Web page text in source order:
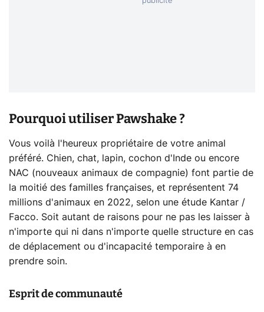
Pourquoi utiliser Pawshake ?
Vous voilà l'heureux propriétaire de votre animal
préféré. Chien, chat, lapin, cochon d'Inde ou encore
NAC (nouveaux animaux de compagnie) font partie de
la moitié des familles françaises, et représentent 74
millions d'animaux en 2022, selon une étude Kantar /
Facco. Soit autant de raisons pour ne pas les laisser à
n'importe qui ni dans n'importe quelle structure en cas
de déplacement ou d'incapacité temporaire à en
prendre soin.
Esprit de communauté